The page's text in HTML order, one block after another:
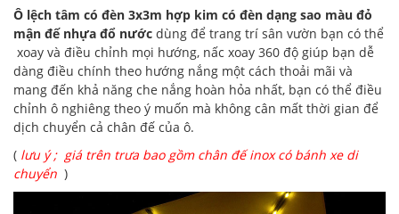
Ô lệch tâm có đèn 3x3m hợp kim có đèn dạng sao màu đỏ
mận đế nhựa đổ nước dùng để trang trí sân vườn bạn có thể
xoay và điều chỉnh mọi hướng, nấc xoay 360 độ giúp bạn dễ
dàng điều chính theo hướng nắng một cách thoải mãi và
mang đến khả năng che nắng hoàn hỏa nhất, bạn có thể điều
chỉnh ô nghiêng theo ý muốn mà không cân mất thời gian để
dịch chuyển cả chân đế của ô.
( lưu ý ; giá trên trưa bao gồm chân đế inox có bánh xe di
chuyển )